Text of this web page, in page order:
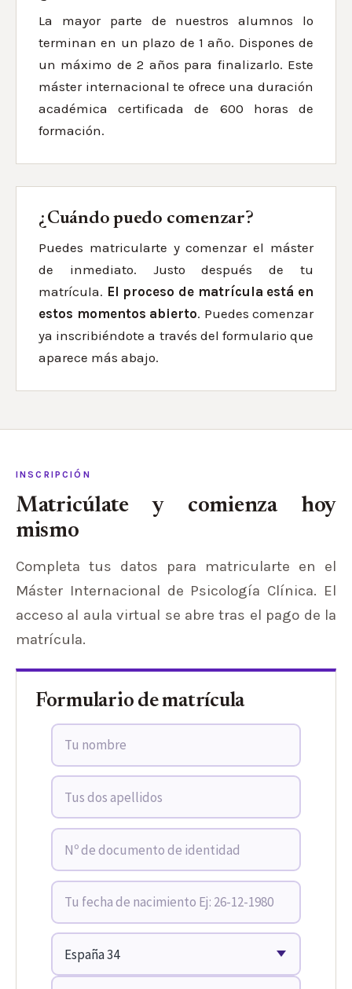
La mayor parte de nuestros alumnos lo
terminan en un plazo de 1 año. Dispones de
un máximo de 2 años para finalizarlo. Este
máster internacional te ofrece una duración
académica certificada de 600 horas de
formación.
¿Cuándo puedo comenzar?
Puedes matricularte y comenzar el máster
de inmediato. Justo después de tu
matrícula. El proceso de matrícula está en
estos momentos abierto. Puedes comenzar
ya inscribiéndote a través del formulario que
aparece más abajo.
INSCRIPCIÓN
Matricúlate y comienza hoy
mismo
Completa tus datos para matricularte en el
Máster Internacional de Psicología Clínica. El
acceso al aula virtual se abre tras el pago de la
matrícula.
Formulario de matrícula